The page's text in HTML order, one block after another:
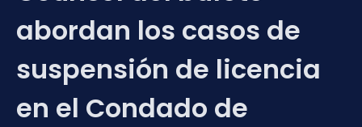
abordan los casos de
suspensión de licencia
en el Condado de